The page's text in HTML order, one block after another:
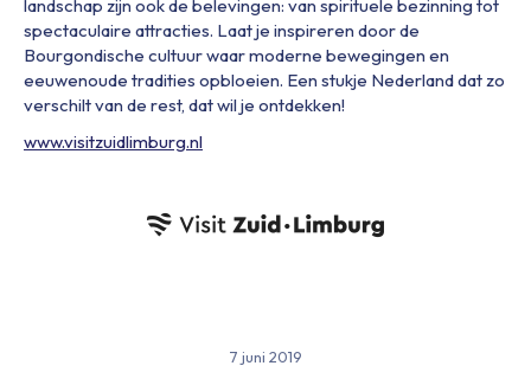
landschap zijn ook de belevingen: van spirituele bezinning tot
spectaculaire attracties. Laat je inspireren door de
Bourgondische cultuur waar moderne bewegingen en
eeuwenoude tradities opbloeien. Een stukje Nederland dat zo
verschilt van de rest, dat wil je ontdekken!
www.visitzuidlimburg.nl
7 juni 2019